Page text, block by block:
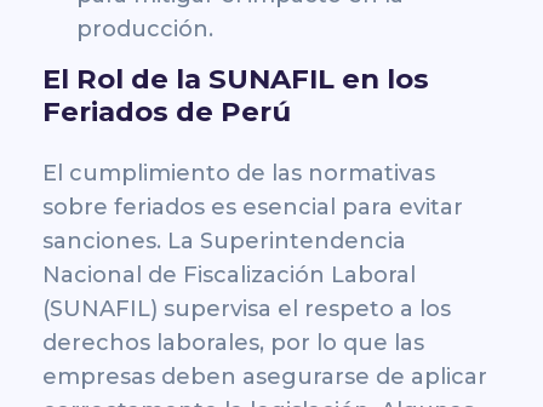
producción.
El Rol de la SUNAFIL en los
Feriados de Perú
El cumplimiento de las normativas
sobre feriados es esencial para evitar
sanciones. La Superintendencia
Nacional de Fiscalización Laboral
(SUNAFIL) supervisa el respeto a los
derechos laborales, por lo que las
empresas deben asegurarse de aplicar